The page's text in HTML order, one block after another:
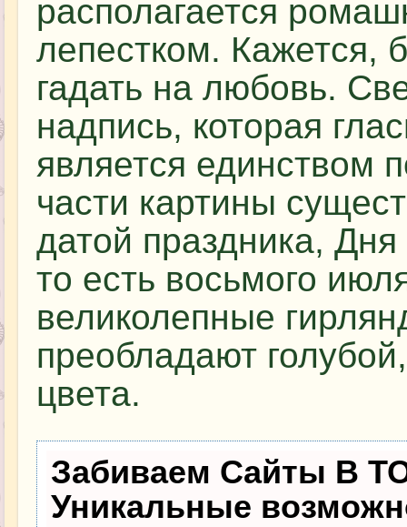
располагается
лепестком. Кажется,
гадать на любовь.
надпись, которая
является единством
части картины
датой праздника,
то есть восьмого
великолепные
преобладают
цвета.
Забиваем Сайты В
Уникальные